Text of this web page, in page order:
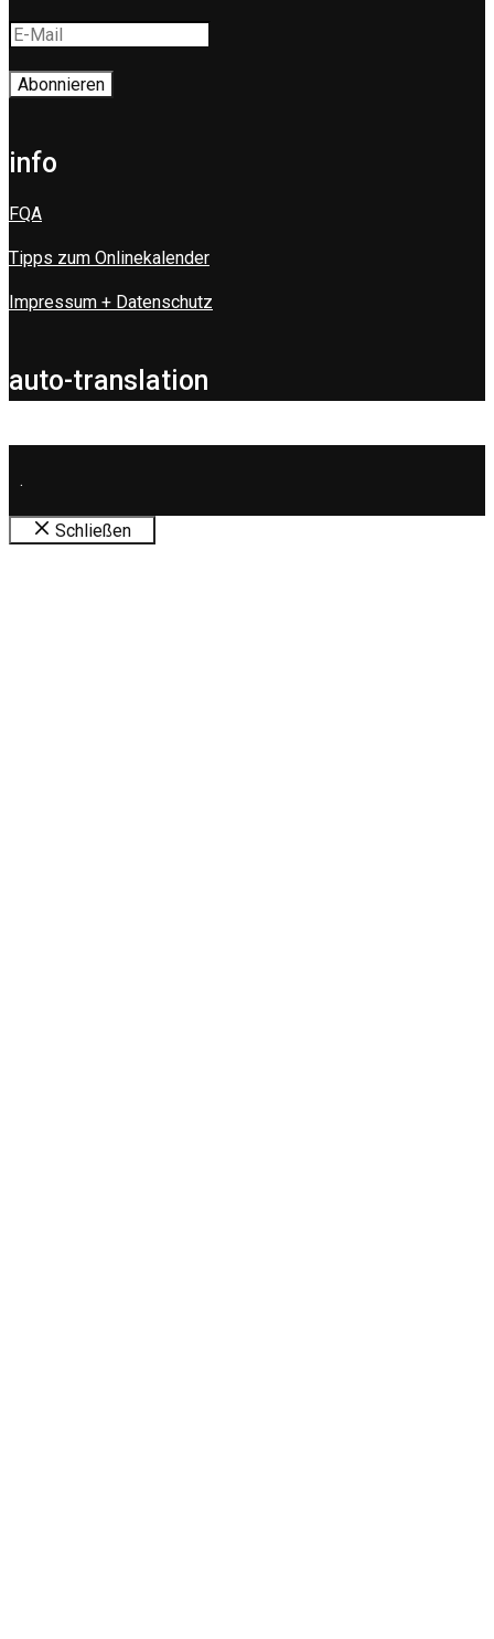
info
FQA
Tipps zum Onlinekalender
Impressum + Datenschutz
auto-translation
.
Schließen